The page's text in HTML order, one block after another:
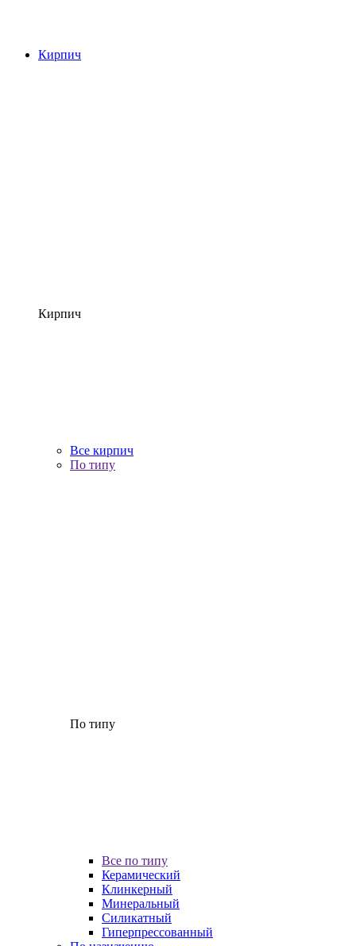
Кирпич
Кирпич
Все кирпич
По типу
По типу
Все по типу
Керамический
Клинкерный
Минеральный
Силикатный
Гиперпрессованный